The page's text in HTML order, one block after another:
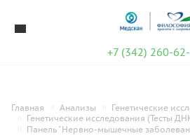
+7 (342) 260-
Главная Анализы
Генетические
Генетические исследования (Тесты
Панель "Нервно-мышечные